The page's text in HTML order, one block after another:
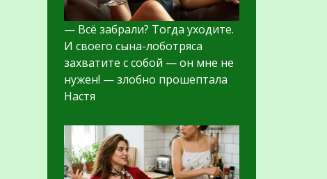
— Всё забрали? Тогда уходите.
И своего сына-лоботряса
захватите с собой — он мне не
нужен! — злобно прошептала
Настя